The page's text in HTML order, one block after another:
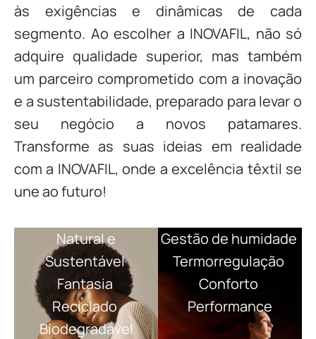
às exigências e dinâmicas de cada
segmento. Ao escolher a INOVAFIL, não só
adquire qualidade superior, mas também
um parceiro comprometido com a inovação
e a sustentabilidade, preparado para levar o
seu negócio a novos patamares.
Transforme as suas ideias em realidade
com a INOVAFIL, onde a excelência têxtil se
une ao futuro!
Natural e
Sustentável
Fantasia
Reciclado
Biodegradável
Gestão de humidade
Termorregulação
Conforto
Performance